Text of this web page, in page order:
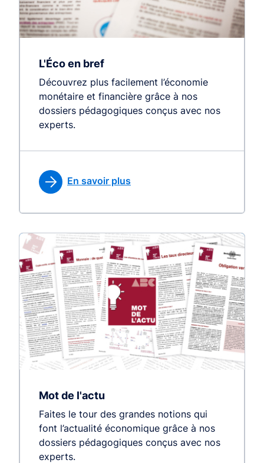
L'Éco en bref
Découvrez plus facilement l’économie
monétaire et financière grâce à nos
dossiers pédagogiques conçus avec nos
experts.
En savoir plus
Mot de l'actu
Faites le tour des grandes notions qui
font l’actualité économique grâce à nos
dossiers pédagogiques conçus avec nos
experts.